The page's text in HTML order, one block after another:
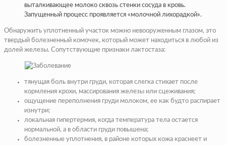
выталкивающее молоко сквозь стенки сосуда в кровь.
Запущенный процесс проявляется «молочной лихорадкой».
Обнаружить уплотненный участок можно невооруженным глазом, это
твердый болезненный комочек, который может находиться в любой из
долей железы. Сопутствующие признаки лактостаза:
тянущая боль внутри груди, которая слегка стихает после
кормления крохи, массирования железы или сцеживания;
ощущение переполнения груди молоком, ее как будто распирает
изнутри;
локальная гипертермия, когда температура тела остается
нормальной, а в области груди повышена;
болезненные уплотнения, в районе которых кожа краснеет и